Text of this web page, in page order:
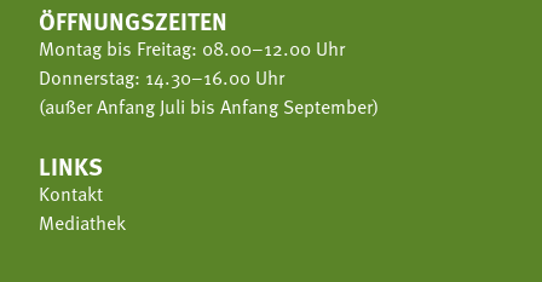
ÖFFNUNGSZEITEN
Montag bis Freitag: 08.00–12.00 Uhr
Donnerstag: 14.30–16.00 Uhr
(außer Anfang Juli bis Anfang September)
LINKS
Kontakt
Mediathek